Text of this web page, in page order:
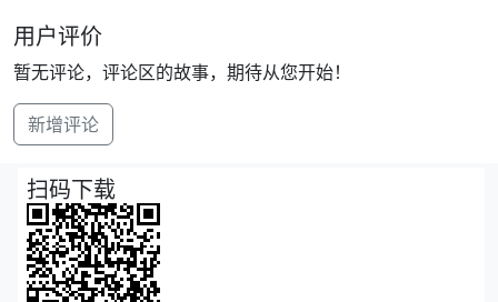
用户评价
暂无评论，评论区的故事，期待从您开始！
新增评论
扫码下载